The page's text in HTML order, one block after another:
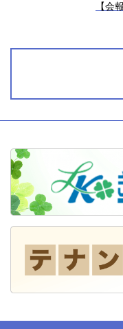
【会